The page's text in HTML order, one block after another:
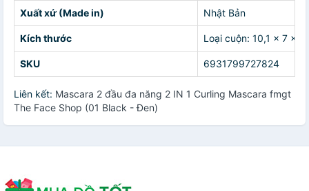
Xuất xứ (Made in) Nhật Bản
Kích thước Loại cuộn: 10,1 x 7 x
SKU 6931799727824
Liên kết: Mascara 2 đầu đa năng 2 IN 1 Curling Mascara fmgt
The Face Shop (01 Black - Đen)